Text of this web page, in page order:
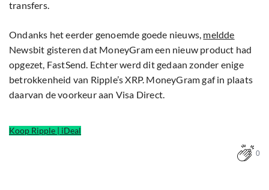
transfers.
Ondanks het eerder genoemde goede nieuws, meldde
Newsbit gisteren dat MoneyGram een nieuw product had
opgezet, FastSend. Echter werd dit gedaan zonder enige
betrokkenheid van Ripple’s XRP. MoneyGram gaf in plaats
daarvan de voorkeur aan Visa Direct.
Koop Ripple | iDeal
0